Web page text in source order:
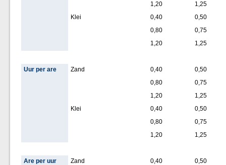
1,20
1,25
Klei
0,40
0,50
0,80
0,75
1,20
1,25
Uur per are Zand 0,40
0,50
0,80
0,75
1,20
1,25
Klei
0,40
0,50
0,80
0,75
1,20
1,25
Are per uur Zand 0,40
0,50